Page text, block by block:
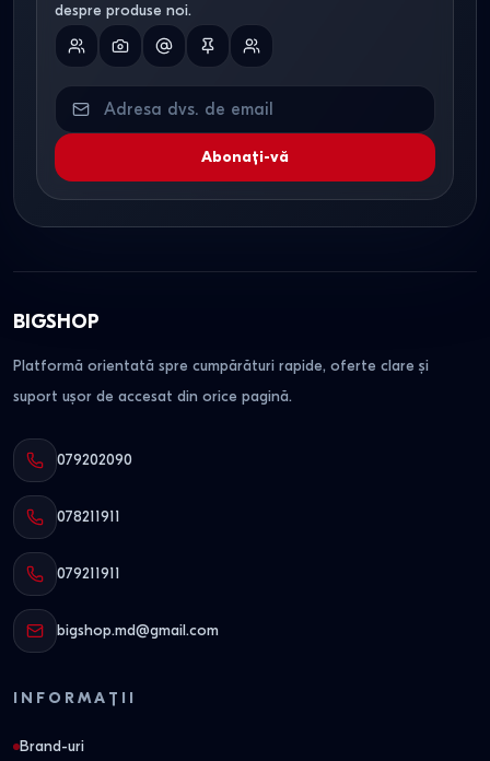
despre produse noi.
Abonați-vă
BIGSHOP
Platformă orientată spre cumpărături rapide, oferte clare și
suport ușor de accesat din orice pagină.
079202090
078211911
079211911
bigshop.md@gmail.com
INFORMAȚII
Brand-uri